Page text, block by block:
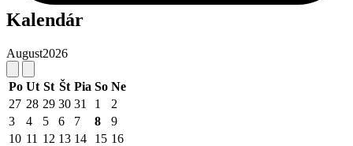
Kalendár
August2026
Po Ut St Št Pia So Ne
27 28 29 30 31 1
2
3
4 5 6 7 8
9
10 11 12 13 14 15 16